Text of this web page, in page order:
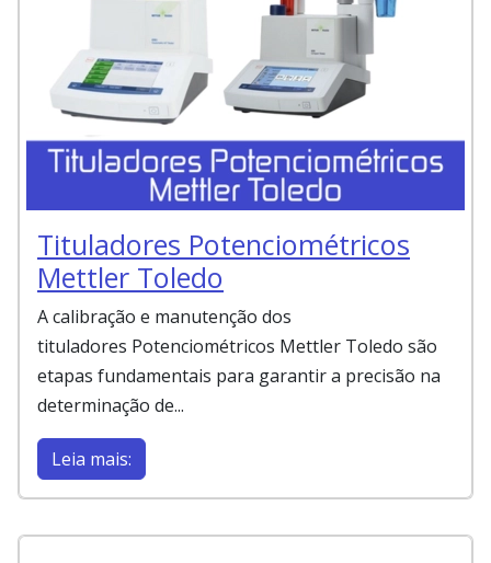
Tituladores Potenciométricos
Mettler Toledo
A calibração e manutenção dos
tituladores Potenciométricos Mettler Toledo são
etapas fundamentais para garantir a precisão na
determinação de...
Leia mais: